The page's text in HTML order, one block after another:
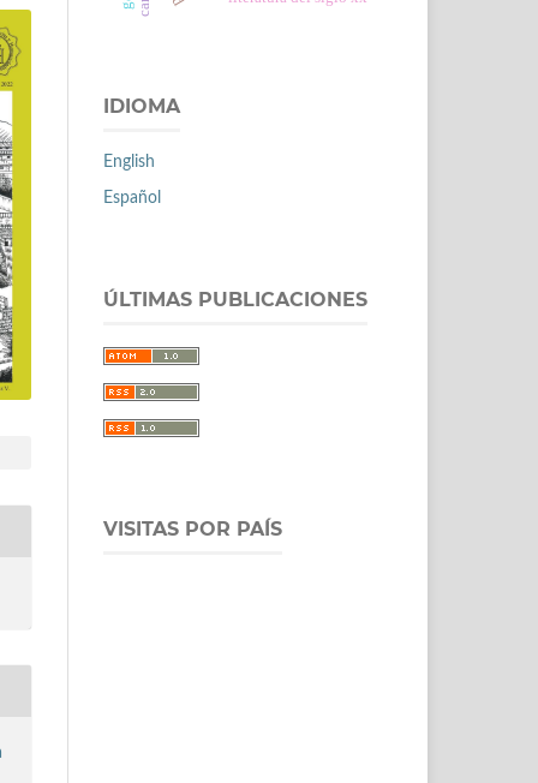
IDIOMA
English
Español
ÚLTIMAS PUBLICACIONES
VISITAS POR PAÍS